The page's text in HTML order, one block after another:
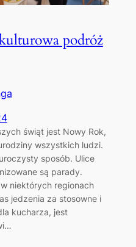
podróż
świąt jest Nowy Rok,
wszystkich ludzi.
sposób. Ulice
są parady.
niektórych regionach
jedzenia za stosowne i
kucharza, jest